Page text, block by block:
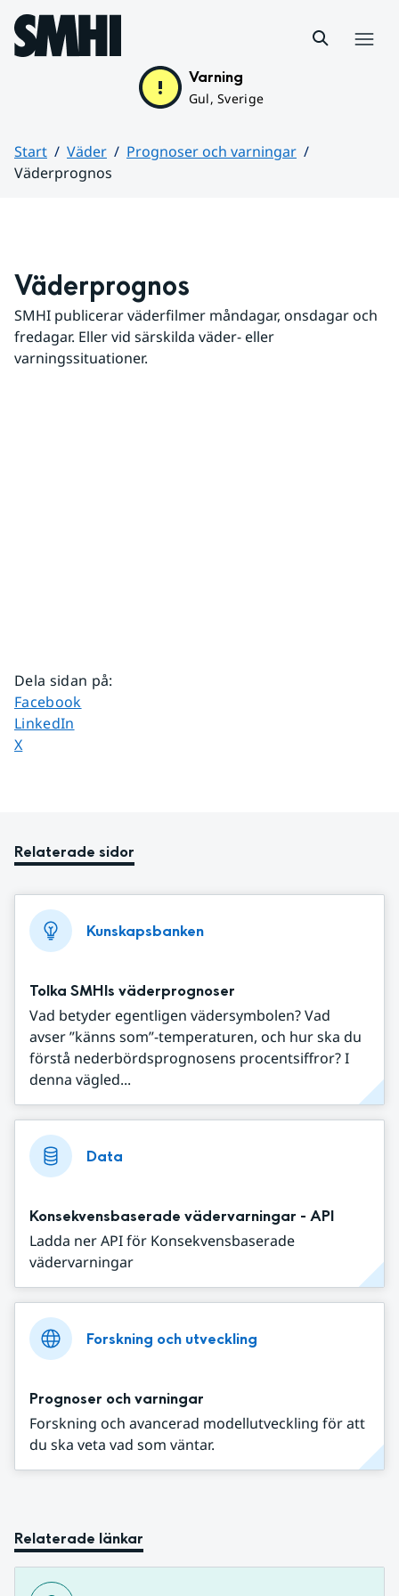
Hoppa till sidans innehåll
Varning
Gul, Sverige
Start Väder
Prognoser och varningar
Väderprognos
Väderprognos
SMHI publicerar väderfilmer måndagar, onsdagar och
fredagar. Eller vid särskilda väder- eller
varningssituationer.
Dela sidan på:
Dela sidan på
Facebook
Dela sidan på
LinkedIn
Dela sidan på
X
Relaterade sidor
Kunskapsbanken
Tolka SMHIs väderprognoser
Vad betyder egentligen vädersymbolen? Vad
avser ”känns som”-temperaturen, och hur ska du
förstå nederbördsprognosens procentsiffror? I
denna vägled...
Data
Konsekvensbaserade vädervarningar - API
Ladda ner API för Konsekvensbaserade
vädervarningar
Forskning och utveckling
Prognoser och varningar
Forskning och avancerad modellutveckling för att
du ska veta vad som väntar.
Relaterade länkar